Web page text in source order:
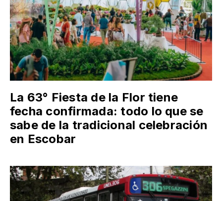
La 63° Fiesta de la Flor tiene
fecha confirmada: todo lo que se
sabe de la tradicional celebración
en Escobar